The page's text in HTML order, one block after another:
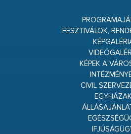
FESZTIVÁLOK,
KÉPEK A
CIVIL
EGYHÁZAK